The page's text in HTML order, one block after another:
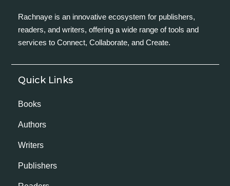
Rachnaye is an innovative ecosystem for publishers,
readers, and writers, offering a wide range of tools and
services to Connect, Collaborate, and Create.
Quick Links
Books
Authors
Writers
Publishers